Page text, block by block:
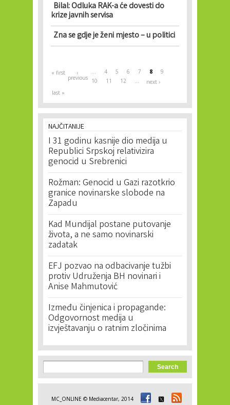
Bilal: Odluka RAK-a će dovesti do
krize javnih servisa
Zna se gdje je ženi mjesto – u politici
Pages
« first ‹
previous
… 4 5 6 7 8
9
10
11 12 …
next ›
last »
NAJČITANIJE
I 31 godinu kasnije dio medija u
Republici Srpskoj relativizira
genocid u Srebrenici
Rožman: Genocid u Gazi razotkrio
granice novinarske slobode na
Zapadu
Kad Mundijal postane putovanje
života, a ne samo novinarski
zadatak
EFJ pozvao na odbacivanje tužbi
protiv Udruženja BH novinari i
Anise Mahmutović
Između činjenica i propagande:
Odgovornost medija u
izvještavanju o ratnim zločinima
Search form
Search
MC_ONLINE © Mediacentar, 2014